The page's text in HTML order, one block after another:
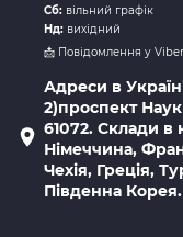
Сб: вільний графік
Нд: вихідний
📩 Повідомлення у
Адреси в
2)проспект
61072. Склади в
Німеччина,
Чехія, Греція,
Південна Корея.